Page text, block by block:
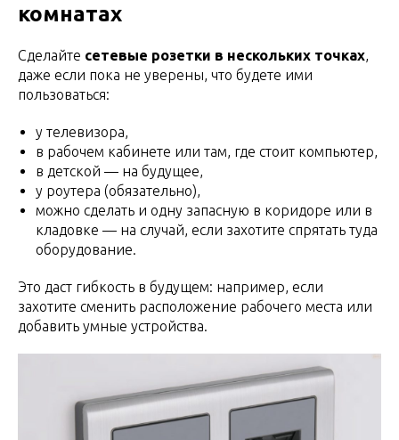
комнатах
Сделайте сетевые розетки в нескольких точках,
даже если пока не уверены, что будете ими
пользоваться:
у телевизора,
в рабочем кабинете или там, где стоит компьютер,
в детской — на будущее,
у роутера (обязательно),
можно сделать и одну запасную в коридоре или в
кладовке — на случай, если захотите спрятать туда
оборудование.
Это даст гибкость в будущем: например, если
захотите сменить расположение рабочего места или
добавить умные устройства.